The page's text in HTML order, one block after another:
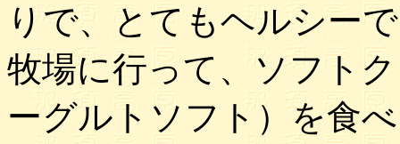
りで、とてもヘルシー
牧場に行って、ソフト
ーグルトソフト）を食